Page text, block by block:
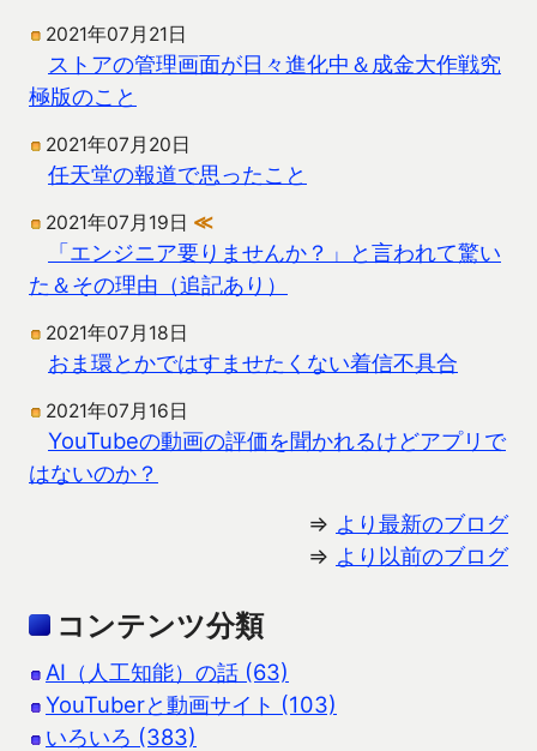
2021年07月21日
ストアの管理画面が日々進化中＆成金大作戦究
極版のこと
2021年07月20日
任天堂の報道で思ったこと
2021年07月19日 ≪
「エンジニア要りませんか？」と言われて驚い
た＆その理由（追記あり）
2021年07月18日
おま環とかではすませたくない着信不具合
2021年07月16日
YouTubeの動画の評価を聞かれるけどアプリで
はないのか？
⇒ より最新のブログ
⇒ より以前のブログ
コンテンツ分類
AI（人工知能）の話 (63)
YouTuberと動画サイト (103)
いろいろ (383)